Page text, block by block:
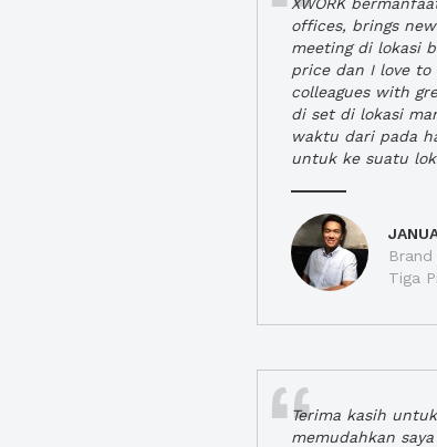
offices, brings
meeting di lokasi
price dan I love to
colleagues with
di set di lokasi
waktu dari pada
untuk ke suatu
Tiga
Terima kasih
memudahkan